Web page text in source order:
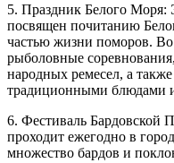
5. Праздник Белого Моря:
посвящен почитанию
частью жизни поморов. Во
рыболовные
народных ремесел, а
традиционными блюдами
6. Фестиваль Бардовской
проходит ежегодно в
множество бардов и